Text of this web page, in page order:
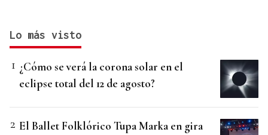
Lo más visto
¿Cómo se verá la corona solar en el
eclipse total del 12 de agosto?
El Ballet Folklórico Tupa Marka en gira